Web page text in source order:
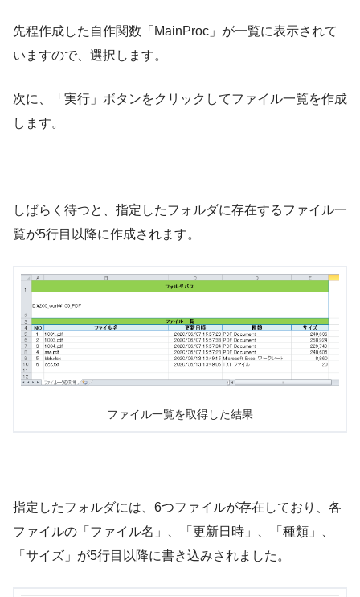
先程作成した自作関数「MainProc」が一覧に表示されて
いますので、選択します。
次に、「実行」ボタンをクリックしてファイル一覧を作成
します。
しばらく待つと、指定したフォルダに存在するファイル一
覧が5行目以降に作成されます。
ファイル一覧を取得した結果
指定したフォルダには、6つファイルが存在しており、各
ファイルの「ファイル名」、「更新日時」、「種類」、
「サイズ」が5行目以降に書き込みされました。